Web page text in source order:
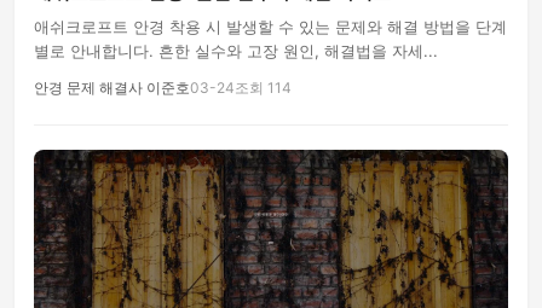
애쉬크로프트 안경 착용 시 발생할 수 있는 문제와 해결 방법을 단계
별로 안내합니다. 흔한 실수와 고장 원인, 해결법을 자세...
안경 문제 해결사 이준호03-24조회 114